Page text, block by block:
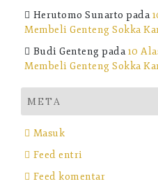
Herutomo Sunarto pada
Membeli Genteng Sokka
Budi Genteng pada10
Membeli Genteng Sokka
META
Masuk
Feed entri
Feed komentar